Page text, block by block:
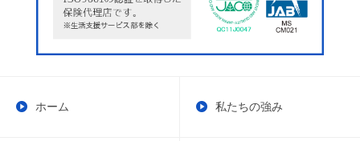
ホーム 私たちの強み